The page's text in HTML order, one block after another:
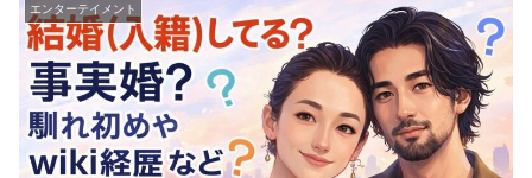
エンターテイメント